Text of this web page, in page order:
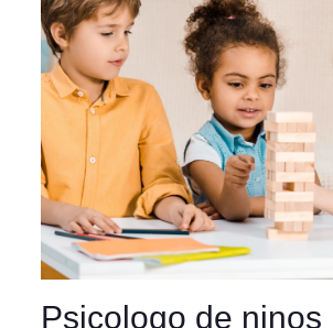
Psicologo de ninos